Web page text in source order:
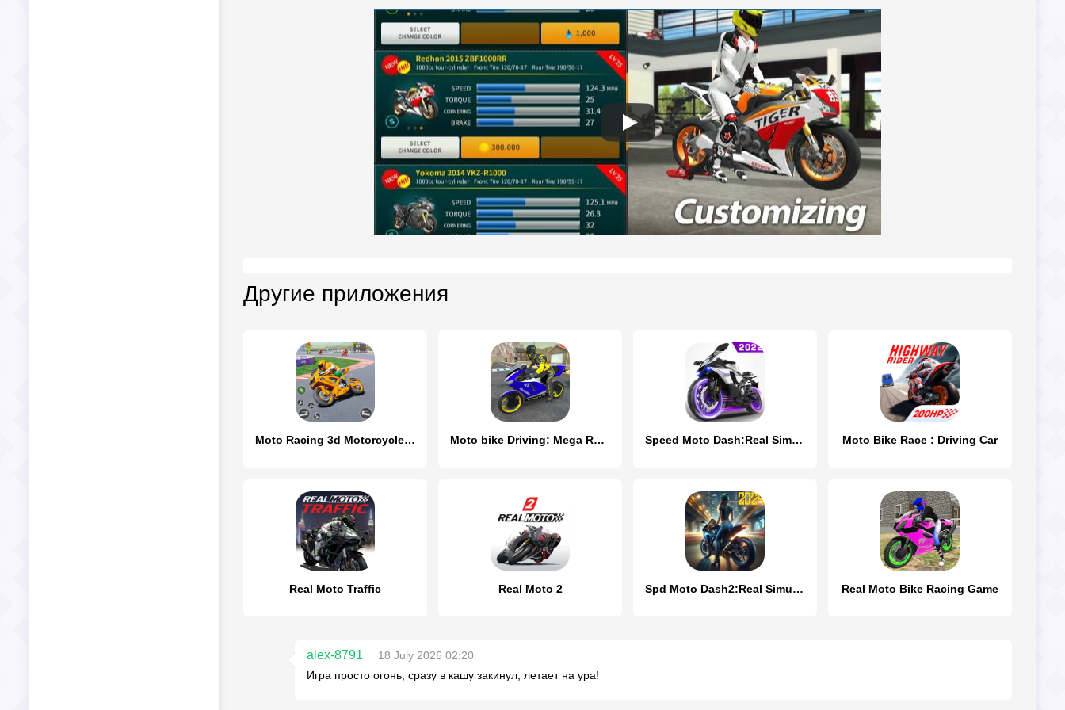
Другие приложения
Moto Racing 3d Motorcycle Game Moto bike Driving: Mega Ramp Speed Moto Dash:Real Simulator Moto Bike Race : Driving Car
Real Moto Traffic Real Moto 2 Spd Moto Dash2:Real Simulator Real Moto Bike Racing Game
alex-8791
18 July 2026 02:20
Игра просто огонь, сразу в кашу закинул, летает на ура!